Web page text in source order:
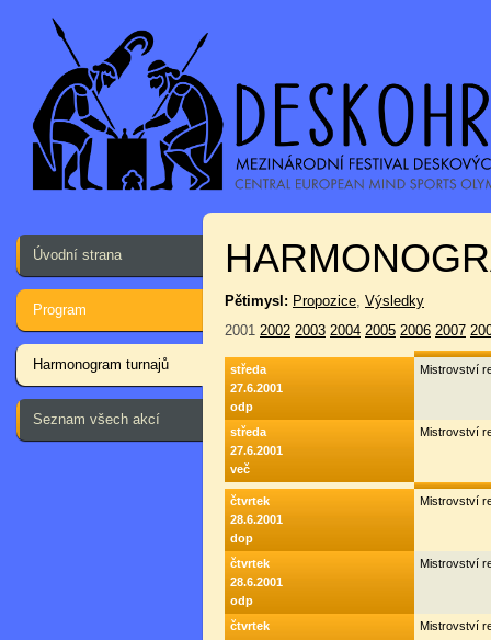
Úvodní strana
Program
Harmonogram turnajů
Seznam všech akcí
Pětimysl: Propozice, Výsledky
2001 2002 2003 2004 2005 2006 2007
středa
27.6.2001
odp
Mistrovství
středa
27.6.2001
več
Mistrovství
čtvrtek
28.6.2001
dop
Mistrovství
čtvrtek
28.6.2001
odp
Mistrovství
čtvrtek
Mistrovství